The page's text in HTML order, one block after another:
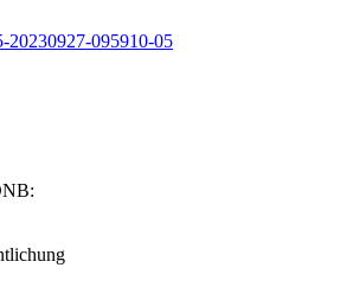
20230927-095910-05